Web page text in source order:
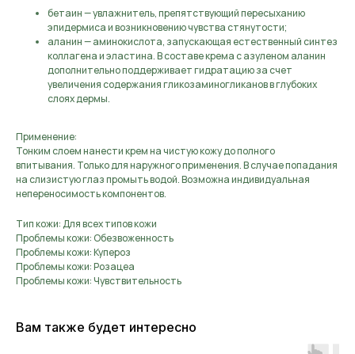
бетаин — увлажнитель, препятствующий пересыханию
эпидермиса и возникновению чувства стянутости;
аланин — аминокислота, запускающая естественный синтез
коллагена и эластина. В составе крема с азуленом аланин
дополнительно поддерживает гидратацию за счет
увеличения содержания гликозаминогликанов в глубоких
слоях дермы.
Применение:
Тонким слоем нанести крем на чистую кожу до полного
впитывания. Только для наружного применения. В случае попадания
на слизистую глаз промыть водой. Возможна индивидуальная
непереносимость компонентов.
Тип кожи: Для всех типов кожи
Проблемы кожи: Обезвоженность
Проблемы кожи: Купероз
Проблемы кожи: Розацеа
Проблемы кожи: Чувствительность
Вам также будет интересно